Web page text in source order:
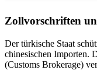
Zollvorschriften
Der türkische Staat
chinesischen Importen.
(Customs Brokerage)